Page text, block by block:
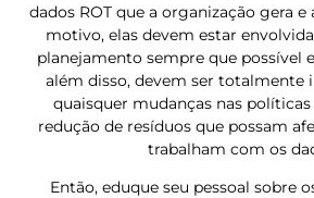
dados ROT que a organização gera e
motivo, elas devem estar
planejamento sempre que possível
além disso, devem ser totalmente
quaisquer mudanças nas
redução de resíduos que possam
trabalham com os
Então, eduque seu pessoal sobre